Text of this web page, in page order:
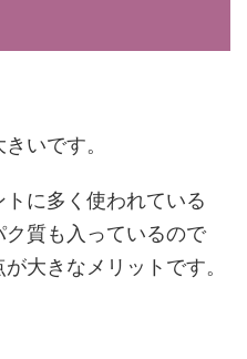
いです。
に多く使われている
ク質も入っているので
大きなメリットです。